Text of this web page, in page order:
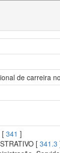
de carreira
[ 341 ]
[ 341.3